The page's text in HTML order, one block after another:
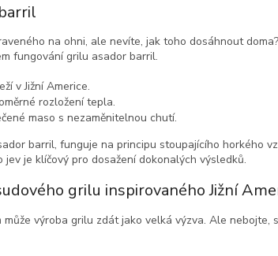
na ohni, ale nevíte, jak toho dosáhnout
fungování grilu asador barril.
v Jižní Americe.
rozložení tepla.
maso s nezaměnitelnou chutí.
barril, funguje na principu stoupajícího horkého
je klíčový pro dosažení dokonalých výsledků.
grilu inspirovaného Jižní
výroba grilu zdát jako velká výzva. Ale nebojte,